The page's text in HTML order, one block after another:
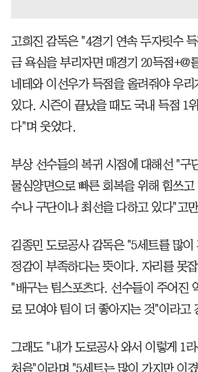
고희진 감독은 "4경기 연속 두자릿수
금 욕심을 부리자면 매경기 20득점+@
네테와 이선우가 득점을 올려줘야 우
있다. 시즌이 끝났을 때도 국내 득점 1
다"며 웃었다.
부상 선수들의 복귀 시점에 대해선 "구
물심양면으로 빠른 회복을 위해 힘쓰
수나 구단이나 최선을 다하고 있다"고
김종민 도로공사 감독은 "5세트를 많이
정감이 부족하다는 뜻이다. 자리를 못
"배구는 팀스포츠다. 선수들이 주어진
로 모여야 팀이 더 좋아지는 것"이라고
그래도 "내가 도로공사 와서 이렇게 1
처음"이라며 "5세트는 많이 가지만 이